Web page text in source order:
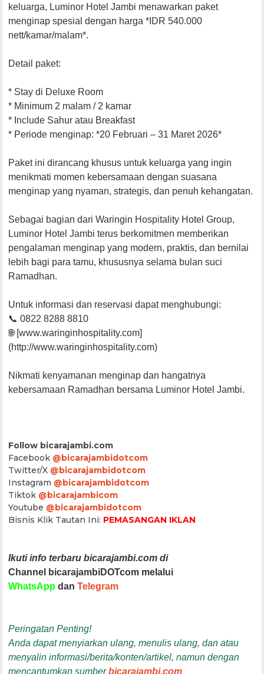
keluarga, Luminor Hotel Jambi menawarkan paket
menginap spesial dengan harga *IDR 540.000
nett/kamar/malam*.
Detail paket:
* Stay di Deluxe Room
* Minimum 2 malam / 2 kamar
* Include Sahur atau Breakfast
* Periode menginap: *20 Februari – 31 Maret 2026*
Paket ini dirancang khusus untuk keluarga yang ingin
menikmati momen kebersamaan dengan suasana
menginap yang nyaman, strategis, dan penuh kehangatan.
Sebagai bagian dari Waringin Hospitality Hotel Group,
Luminor Hotel Jambi terus berkomitmen memberikan
pengalaman menginap yang modern, praktis, dan bernilai
lebih bagi para tamu, khususnya selama bulan suci
Ramadhan.
Untuk informasi dan reservasi dapat menghubungi:
📞 0822 8288 8810
🌐 [www.waringinhospitality.com]
(http://www.waringinhospitality.com)
Nikmati kenyamanan menginap dan hangatnya
kebersamaan Ramadhan bersama Luminor Hotel Jambi.
Follow bicarajambi.com
Facebook @bicarajambidotcom
Twitter/X @bicarajambidotcom
Instagram @bicarajambidotcom
Tiktok @bicarajambicom
Youtube @bicarajambidotcom
Bisnis Klik Tautan Ini: PEMASANGAN IKLAN
Ikuti info terbaru bicarajambi.com di
Channel bicarajambiDOTcom melalui
WhatsApp danTelegram
Peringatan Penting!
Anda dapat menyiarkan ulang, menulis ulang, dan atau
menyalin informasi/berita/konten/artikel, namun dengan
mencantumkan sumberbicarajambi.com